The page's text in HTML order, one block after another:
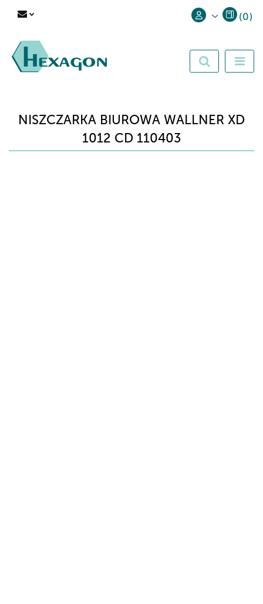
Zarejestruj się
(0)
NISZCZARKA BIUROWA WALLNER XD
1012 CD 110403